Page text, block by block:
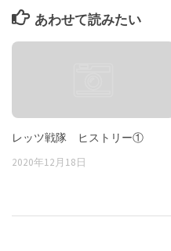
あわせて読みたい
レッツ戦隊 ヒストリー①
2020年12月18日